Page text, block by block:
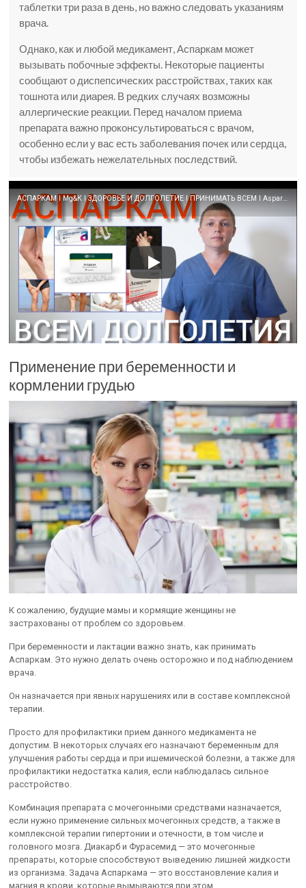
таблетки три раза в день, но важно следовать указаниям
врача.
Однако, как и любой медикамент, Аспаркам может
вызывать побочные эффекты. Некоторые пациенты
сообщают о диспепсических расстройствах, таких как
тошнота или диарея. В редких случаях возможны
аллергические реакции. Перед началом приема
препарата важно проконсультироваться с врачом,
особенно если у вас есть заболевания почек или сердца,
чтобы избежать нежелательных последствий.
АСПАРКАМ l Mg&К l ЗДОРОВЬЕ И ДОЛГОЛЕТИЕ l ПРИНИМАТЬ ВСЕМ l Asparcam — your health depends on Mg&K
Применение при беременности и
кормлении грудью
К сожалению, будущие мамы и кормящие женщины не
застрахованы от проблем со здоровьем.
При беременности и лактации важно знать, как принимать
Аспаркам. Это нужно делать очень осторожно и под наблюдением
врача.
Он назначается при явных нарушениях или в составе комплексной
терапии.
Просто для профилактики прием данного медикамента не
допустим. В некоторых случаях его назначают беременным для
улучшения работы сердца и при ишемической болезни, а также для
профилактики недостатка калия, если наблюдалась сильное
расстройство.
Комбинация препарата с мочегонными средствами назначается,
если нужно применение сильных мочегонных средств, а также в
комплексной терапии гипертонии и отечности, в том числе и
головного мозга. Диакарб и Фурасемид — это мочегонные
препараты, которые способствуют выведению лишней жидкости
из организма. Задача Аспаркама — это восстановление калия и
магния в крови, которые вымываются при этом.